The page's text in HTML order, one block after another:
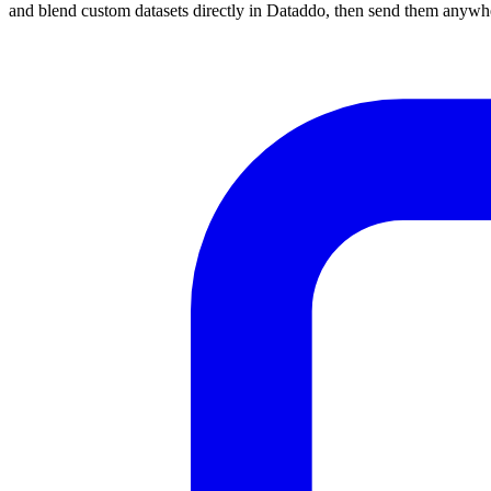
and blend custom datasets directly in Dataddo, then send them